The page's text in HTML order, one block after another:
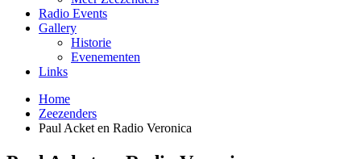
Radio Events
Gallery
Historie
Evenementen
Links
Home
Zeezenders
Paul Acket en Radio Veronica